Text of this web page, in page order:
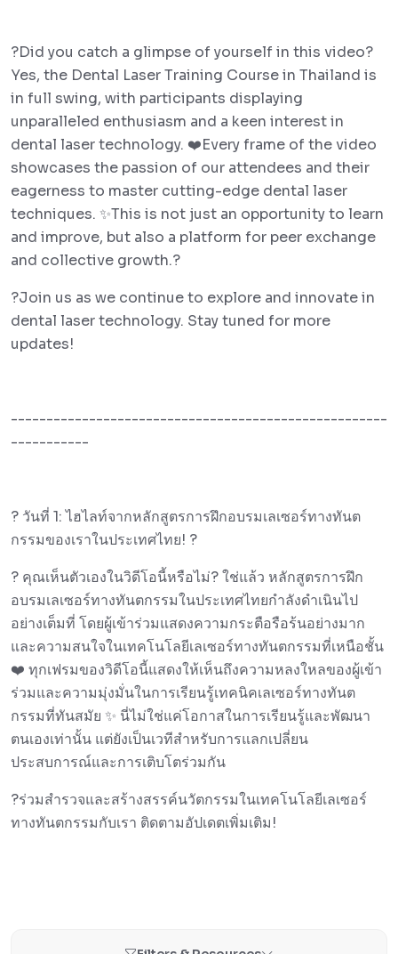
?Did you catch a glimpse of yourself in this video?
Yes, the Dental Laser Training Course in Thailand is
in full swing, with participants displaying
unparalleled enthusiasm and a keen interest in
dental laser technology. ❤️Every frame of the video
showcases the passion of our attendees and their
eagerness to master cutting-edge dental laser
techniques. ✨This is not just an opportunity to learn
and improve, but also a platform for peer exchange
and collective growth.?
?Join us as we continue to explore and innovate in
dental laser technology. Stay tuned for more
updates!
-----------------------------------------------------
-----------
? วันที่ 1: ไฮไลท์จากหลักสูตรการฝึกอบรมเลเซอร์ทางทันต
กรรมของเราในประเทศไทย! ?
? คุณเห็นตัวเองในวิดีโอนี้หรือไม่? ใช่แล้ว หลักสูตรการฝึก
อบรมเลเซอร์ทางทันตกรรมในประเทศไทยกำลังดำเนินไป
อย่างเต็มที่ โดยผู้เข้าร่วมแสดงความกระตือรือร้นอย่างมาก
และความสนใจในเทคโนโลยีเลเซอร์ทางทันตกรรมที่เหนือชั้น
❤️ ทุกเฟรมของวิดีโอนี้แสดงให้เห็นถึงความหลงใหลของผู้เข้า
ร่วมและความมุ่งมั่นในการเรียนรู้เทคนิคเลเซอร์ทางทันต
กรรมที่ทันสมัย ✨ นี่ไม่ใช่แค่โอกาสในการเรียนรู้และพัฒนา
ตนเองเท่านั้น แต่ยังเป็นเวทีสำหรับการแลกเปลี่ยน
ประสบการณ์และการเติบโตร่วมกัน
?ร่วมสำรวจและสร้างสรรค์นวัตกรรมในเทคโนโลยีเลเซอร์
ทางทันตกรรมกับเรา ติดตามอัปเดตเพิ่มเติม!